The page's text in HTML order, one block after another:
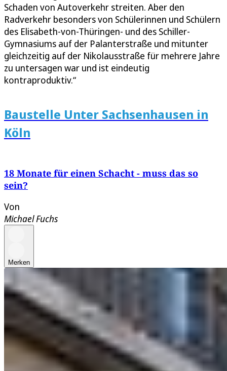
Schaden von Autoverkehr streiten. Aber den
Radverkehr besonders von Schülerinnen und Schülern
des Elisabeth-von-Thüringen- und des Schiller-
Gymnasiums auf der Palanterstraße und mitunter
gleichzeitig auf der Nikolausstraße für mehrere Jahre
zu untersagen war und ist eindeutig
kontraproduktiv.“
Baustelle Unter Sachsenhausen in
Köln
18 Monate für einen Schacht - muss das so
sein?
Von
Michael Fuchs
Merken